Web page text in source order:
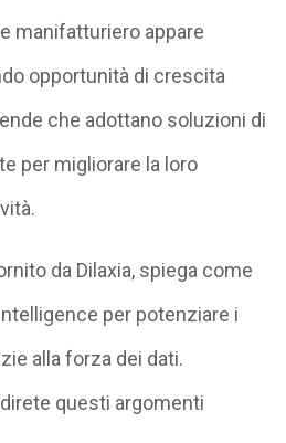
manifatturiero appare
opportunità di crescita
che adottano soluzioni di
per migliorare la loro
da Dilaxia, spiega come
per potenziare i
alla forza dei dati.
questi argomenti